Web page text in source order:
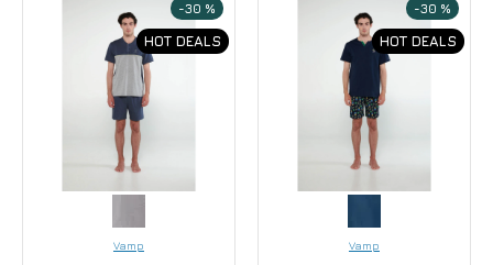
HOT DEALS
-30 %
Vamp
HOT DEALS
-30 %
Vamp